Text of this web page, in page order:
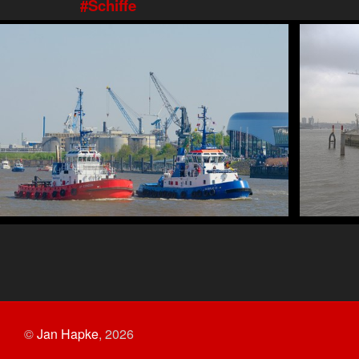
Schiffe
©Jan Hapke, 2026